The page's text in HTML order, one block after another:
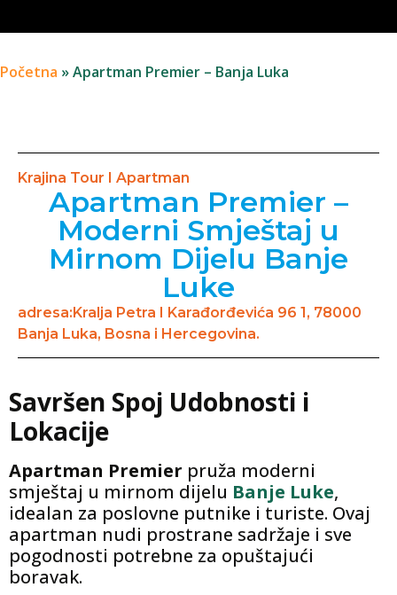
Početna »Apartman Premier – Banja Luka
Krajina Tour I Apartman
Apartman Premier –
Moderni Smještaj u
Mirnom Dijelu Banje
Luke
adresa:Kralja Petra I Karađorđevića 96 1, 78000
Banja Luka, Bosna i Hercegovina.
Savršen Spoj Udobnosti i
Lokacije
Apartman Premier pruža moderni
smještaj u mirnom dijelu Banje Luke,
idealan za poslovne putnike i turiste. Ovaj
apartman nudi prostrane sadržaje i sve
pogodnosti potrebne za opuštajući
boravak.